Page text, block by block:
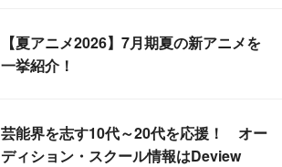
【夏アニメ2026】7月期夏の新アニメを
一挙紹介！
芸能界を志す10代～20代を応援！ オー
ディション・スクール情報はDeview